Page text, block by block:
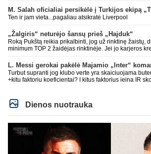
laurynas ikalbins
Ten ir jam vieta...pagaliau atsikratė Liverpool
„Žalgiris“ neturėjo šansų prieš „Hajduk“
Roką Pukštą reikia prikalbinti, jog už rinktinę žaistų,
minimum TOP 2 žaidėjas rinktinėje. Jei jo karjeros
Turbut supranti jog klubo verte yra skaiciuojama
+kitu faktoriu koeficientai? I kitus faktorius ieina IR
milzinisko klubo vertes suoli siemet. Be to, tie 200
on-point, jeigu jau musu mylimas D. prasneko apie
CR atveju - numusima.
Dienos nuotrauka